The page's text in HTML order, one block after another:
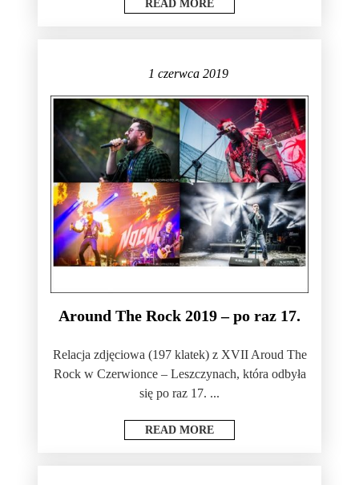
READ MORE
1 czerwca 2019
Around The Rock 2019 – po raz 17.
Relacja zdjęciowa (197 klatek) z XVII Aroud The
Rock w Czerwionce – Leszczynach, która odbyła
się po raz 17. ...
READ MORE